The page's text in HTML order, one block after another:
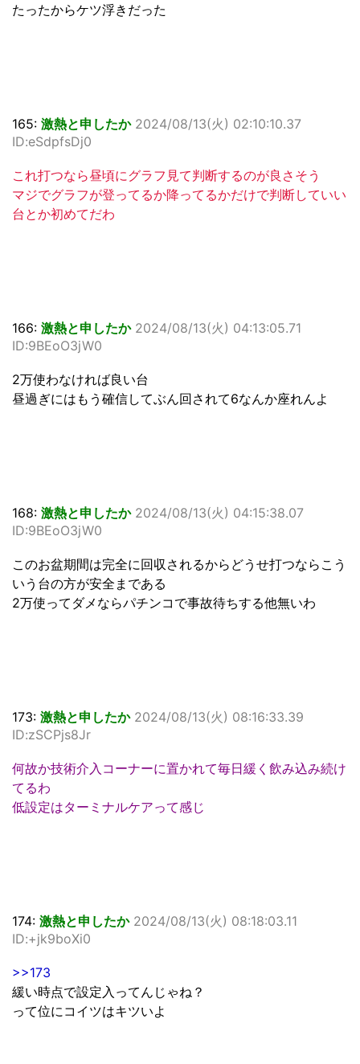
たったからケツ浮きだった
165: 激熱と申したか 2024/08/13(火) 02:10:10.37
ID:eSdpfsDj0
これ打つなら昼頃にグラフ見て判断するのが良さそう
マジでグラフが登ってるか降ってるかだけで判断していい
台とか初めてだわ
166: 激熱と申したか 2024/08/13(火) 04:13:05.71
ID:9BEoO3jW0
2万使わなければ良い台
昼過ぎにはもう確信してぶん回されて6なんか座れんよ
168: 激熱と申したか 2024/08/13(火) 04:15:38.07
ID:9BEoO3jW0
このお盆期間は完全に回収されるからどうせ打つならこう
いう台の方が安全まである
2万使ってダメならパチンコで事故待ちする他無いわ
173: 激熱と申したか 2024/08/13(火) 08:16:33.39
ID:zSCPjs8Jr
何故か技術介入コーナーに置かれて毎日緩く飲み込み続け
てるわ
低設定はターミナルケアって感じ
174: 激熱と申したか 2024/08/13(火) 08:18:03.11
ID:+jk9boXi0
>>173
緩い時点で設定入ってんじゃね？
って位にコイツはキツいよ